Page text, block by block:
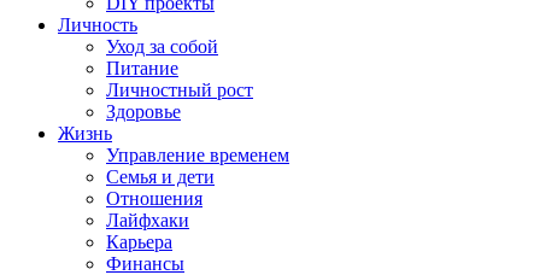
Личность
Уход за собой
Питание
Личностный рост
Здоровье
Жизнь
Управление временем
Семья и дети
Отношения
Лайфхаки
Карьера
Финансы